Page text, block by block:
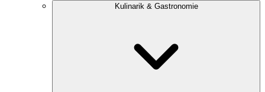
Kulinarik & Gastronomie